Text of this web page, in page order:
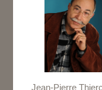
Jean-Pierre